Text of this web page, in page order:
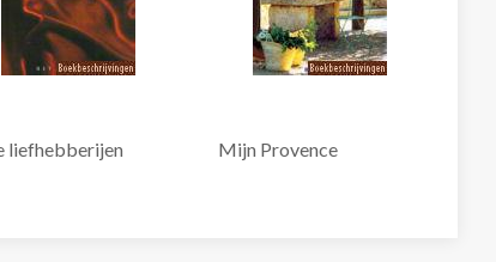
liefhebberijen Mijn Provence